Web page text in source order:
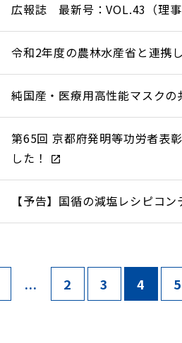
広報誌 最新号：VOL.43（理事
令和2年度の農林水産省と連携
純国産・医療用高性能マスク
第65回 京都府発明等功労者表
した！
【予告】国循の減塩レシピコ
... 2 3 4 5